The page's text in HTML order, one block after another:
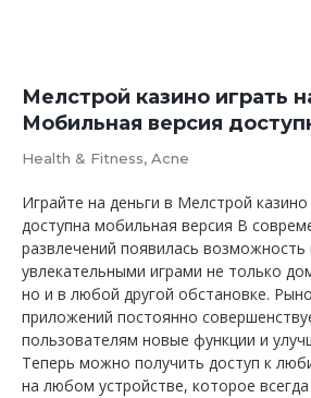
Мелстрой казино играть
Мобильная версия
Health & Fitness, Acne
Играйте на деньги в Мелстрой
доступна мобильная версия В
развлечений появилась возможность
увлекательными играми не только
но и в любой другой обстановке.
приложений постоянно
пользователям новые функции и
Теперь можно получить доступ к
на любом устройстве, которое всегда